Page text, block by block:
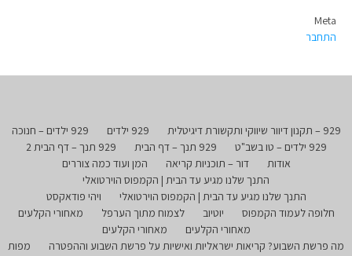
Meta
התחבר
929 – תקנון דיוור שיווקי ותקשורת דיגיטלית 929 ילדים
929 ילדים – חנוכה
929 ילדים – טו בשב"ט
929 תנך – דף הבית
929 תנך – דף הבית 2
אודות
דור – תוכניות קריאה
המן ועוד כמה צוררים
התנך שלנו מגיע עד הבית | הקמפוס הוירטואלי
התנך שלנו מגיע עד הבית | הקמפוס הוירטואלי
ויהי פודאקסט
חלופה לעמוד הקמפוס
יוטיוב לצמוח מתוך הערפל
מאחורי הקלעים
מאחורי הקלעים
מאחורי הקלעים
מה פרשת השבוע? קריאות ישראליות ואישיות על פרשת השבוע וההפטרה
מפות